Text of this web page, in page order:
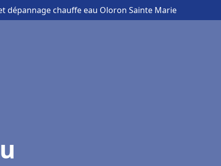
dépannage chauffe eau Oloron Sainte Marie